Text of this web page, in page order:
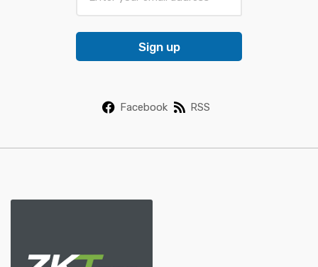
a
i
Sign up
Facebook RSS